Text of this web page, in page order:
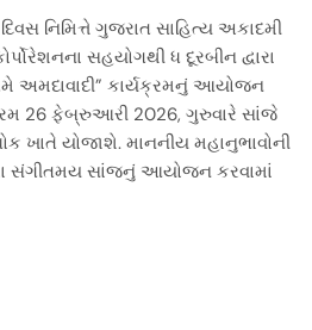
નિમિત્તે ગુજરાત સાહિત્ય અકાદમી
સહયોગથી ધ દૂરબીન દ્વારા
અમદાવાદી” કાર્યક્રમનું આયોજન
26 ફેબ્રુઆરી 2026, ગુરુવારે સાંજે
ખાતે યોજાશે. માનનીય મહાનુભાવોની
સંગીતમય સાંજનું આયોજન કરવામાં